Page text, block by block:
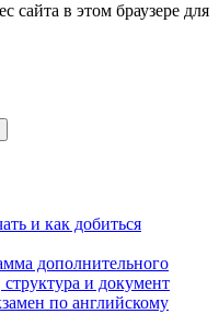
сайта в этом браузере для
и как добиться
дополнительного
и документ
по английскому